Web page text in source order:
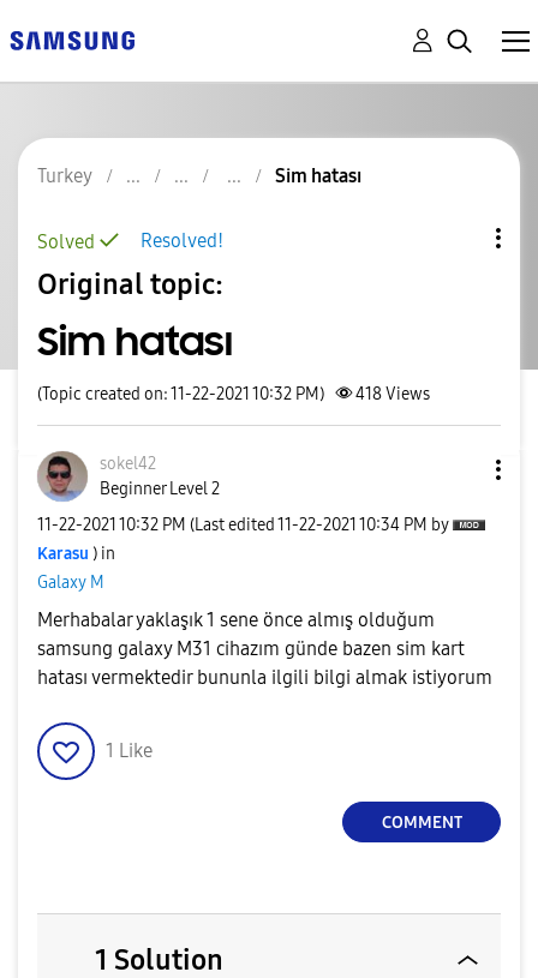
Turkey Sim hatası
Resolved!
Solved
Original topic:
Sim hatası
(Topic created on: 11-22-2021 10:32 PM) 418Views
sokel42
Beginner Level 2
‎11-22-2021 10:32 PM (Last edited ‎11-22-2021 10:34 PM by
Karasu ) in
Galaxy M
Merhabalar yaklaşık 1 sene önce almış olduğum
samsung galaxy M31 cihazım günde bazen sim kart
hatası vermektedir bununla ilgili bilgi almak istiyorum
1 Like
COMMENT
1 Solution